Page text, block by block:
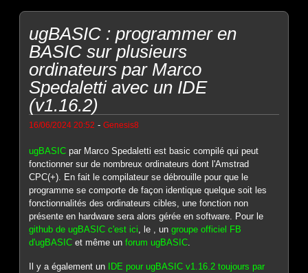
ugBASIC : programmer en
BASIC sur plusieurs
ordinateurs par Marco
Spedaletti avec un IDE
(v1.16.2)
16/06/2024 20:52 -Genesis8
ugBASIC par Marco Spedaletti est basic compilé qui peut
fonctionner sur de nombreux ordinateurs dont l'Amstrad
CPC(+). En fait le compilateur se débrouille pour que le
programme se comporte de façon identique quelque soit les
fonctionnalités des ordinateurs cibles, une fonction non
présente en hardware sera alors gérée en software. Pour le
github de ugBASIC c'est ici, le , ungroupe officiel FB
d'ugBASIC et même unforum ugBASIC.
Il y a également un IDE pour ugBASIC v1.16.2 toujours par